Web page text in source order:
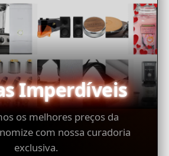
Imperdíveis
os melhores preços da
com nossa curadoria
exclusiva.